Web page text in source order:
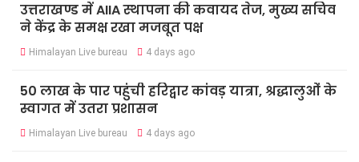
उत्तराखण्ड में AIIA स्थापना की कवायद तेज, मुख्य सचिव
ने केंद्र के समक्ष रखा मजबूत पक्ष
Himalayan Live bureau 4 days ago
50 लाख के पार पहुंची हरिद्वार कांवड़ यात्रा, श्रद्धालुओं के
स्वागत में उतरा प्रशासन
Himalayan Live bureau 4 days ago